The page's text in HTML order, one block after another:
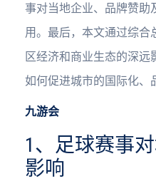
事对当地企业、品牌赞助
用。最后，本文通过综合
区经济和商业生态的深
如何促进城市的国际化、
九游会
1、足球赛事
影响